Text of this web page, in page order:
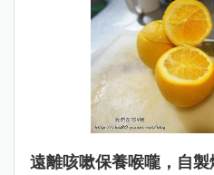
遠離咳嗽保養喉嚨，自製